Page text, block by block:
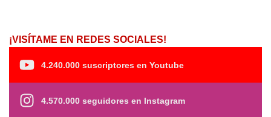
¡VISÍTAME EN REDES SOCIALES!
4.240.000 suscriptores en Youtube
4.570.000 seguidores en Instagram